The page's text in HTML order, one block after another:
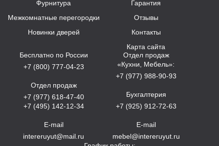
Фурнитура
Межкомнатные перегородки
Новинки дверей
Гарантия
Отзывы
Контакты
Карта сайта
Бесплатно по России
+7 (800) 777-04-23
Отдел продаж
+7 (977) 618-47-40
+7 (495) 142-12-34
E-mail
intereruyut@mail.ru
Отдел продаж
«Кухни, Мебель»:
+7 (977) 988-90-93
Бухгалтерия
+7 (925) 912-72-63
E-mail
mebel@intereruyut.ru